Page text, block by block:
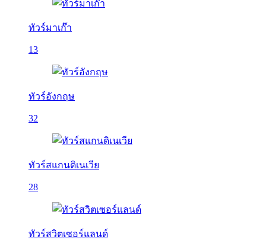
ทัวร์มาเก๊า
13
ทัวร์อังกฤษ
32
ทัวร์สแกนดิเนเวีย
28
ทัวร์สวิตเซอร์แลนด์